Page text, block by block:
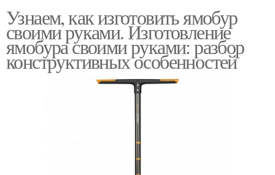
Узнаем, как изготовить ямобур
своими руками. Изготовление
ямобура своими руками: разбор
конструктивных особенностей